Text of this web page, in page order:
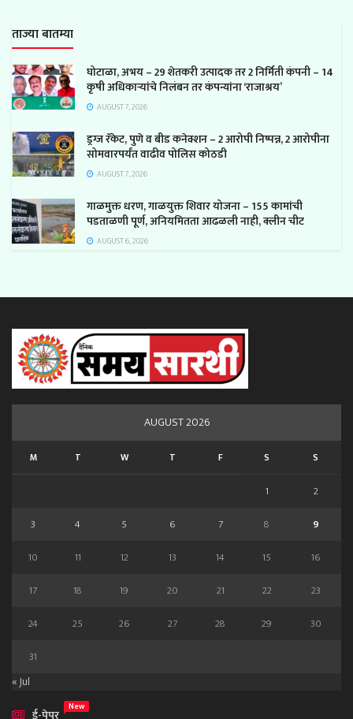
ताज्या बातम्या
घोटाळा, अभय – 29 शेतकरी उत्पादक तर 2 निर्मिती कंपनी – 14
कृषी अधिकाऱ्यांचे निलंबन तर कंपन्यांना ‘राजाश्रय’
AUGUST 7, 2026
ड्रग्ज रॅकेट, पुणे व बीड कनेक्शन – 2 आरोपी निष्पन्न, 2 आरोपीना
सोमवारपर्यंत वाढीव पोलिस कोठडी
AUGUST 7, 2026
गाळमुक्त धरण, गाळयुक्त शिवार योजना – 155 कामांची
पडताळणी पूर्ण, अनियमितता आढळली नाही, क्लीन चीट
AUGUST 6, 2026
AUGUST 2026
M T W T F S S
1
2
3
4 5 6 7 8
9
10
11 12 13 14 15
16
17
18 19 20 21 22
23
24
25 26 27 28 29
30
31
« Jul
ई-पेपर
New